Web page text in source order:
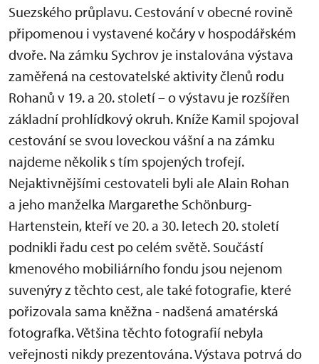
Suezského průplavu. Cestování v obecné rovině
připomenou i vystavené kočáry v hospodářském
dvoře. Na zámku Sychrov je instalována výstava
zaměřená na cestovatelské aktivity členů rodu
Rohanů v 19. a 20. století – o výstavu je rozšířen
základní prohlídkový okruh. Kníže Kamil spojoval
cestování se svou loveckou vášní a na zámku
najdeme několik s tím spojených trofejí.
Nejaktivnějšími cestovateli byli ale Alain Rohan
a jeho manželka Margarethe Schönburg-
Hartenstein, kteří ve 20. a 30. letech 20. století
podnikli řadu cest po celém světě. Součástí
kmenového mobiliárního fondu jsou nejenom
suvenýry z těchto cest, ale také fotografie, které
pořizovala sama kněžna - nadšená amatérská
fotografka. Většina těchto fotografií nebyla
veřejnosti nikdy prezentována. Výstava potrvá do